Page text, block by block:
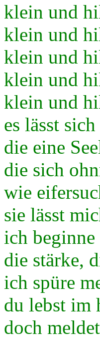
klein und
klein und
klein und
klein und
klein und
es lässt
die eine
die sich
wie
sie lässt
ich beginne
die stärke,
ich spüre
du lebst im
doch